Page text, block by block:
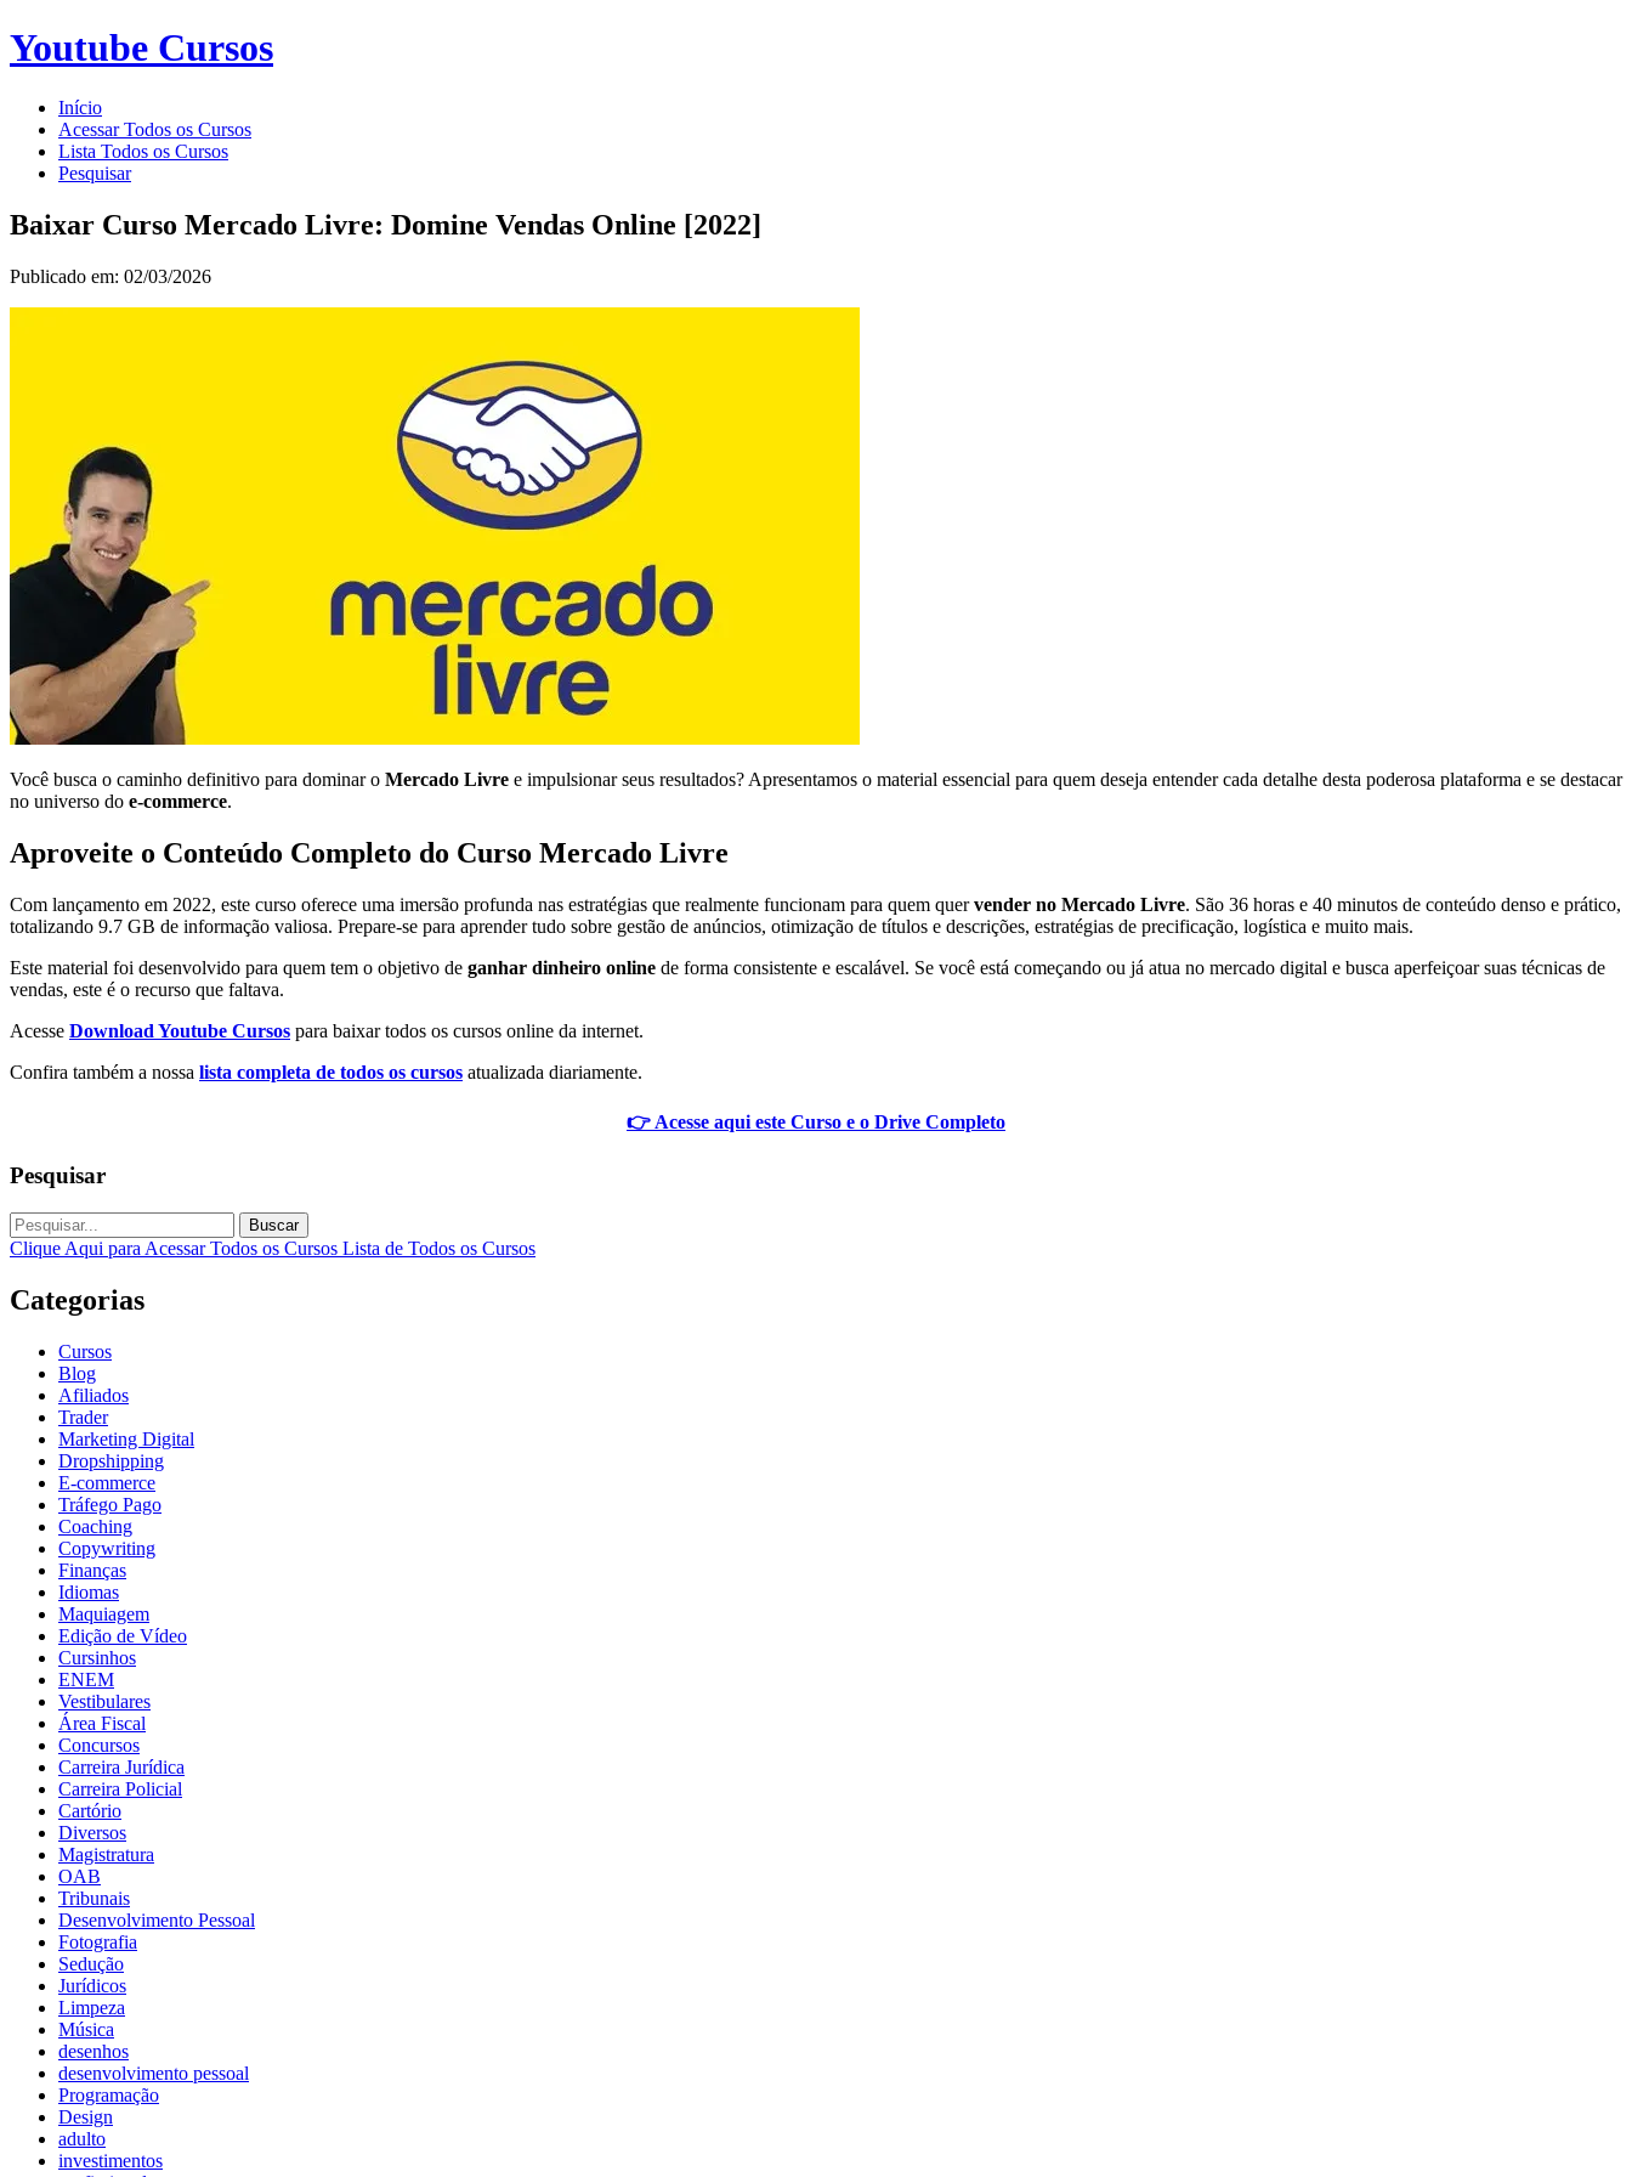
Youtube Cursos
Início
Acessar Todos os Cursos
Lista Todos os Cursos
Pesquisar
Baixar Curso Mercado Livre: Domine Vendas Online [2022]
Publicado em: 02/03/2026
Você busca o caminho definitivo para dominar o Mercado Livre e impulsionar seus resultados? Apresentamos o material essencial para quem deseja entender cada detalhe desta poderosa plataforma e se destacar
no universo do e-commerce.
Aproveite o Conteúdo Completo do Curso Mercado Livre
Com lançamento em 2022, este curso oferece uma imersão profunda nas estratégias que realmente funcionam para quem quervender no Mercado Livre. São 36 horas e 40 minutos de conteúdo denso e prático,
totalizando 9.7 GB de informação valiosa. Prepare-se para aprender tudo sobre gestão de anúncios, otimização de títulos e descrições, estratégias de precificação, logística e muito mais.
Este material foi desenvolvido para quem tem o objetivo de ganhar dinheiro online de forma consistente e escalável. Se você está começando ou já atua no mercado digital e busca aperfeiçoar suas técnicas de
vendas, este é o recurso que faltava.
Acesse Download Youtube Cursos para baixar todos os cursos online da internet.
Confira também a nossa lista completa de todos os cursos atualizada diariamente.
👉 Acesse aqui este Curso e o Drive Completo
Pesquisar
Buscar
Clique Aqui para Acessar Todos os Cursos Lista de Todos os Cursos
Categorias
Cursos
Blog
Afiliados
Trader
Marketing Digital
Dropshipping
E-commerce
Tráfego Pago
Coaching
Copywriting
Finanças
Idiomas
Maquiagem
Edição de Vídeo
Cursinhos
ENEM
Vestibulares
Área Fiscal
Concursos
Carreira Jurídica
Carreira Policial
Cartório
Diversos
Magistratura
OAB
Tribunais
Desenvolvimento Pessoal
Fotografia
Sedução
Jurídicos
Limpeza
Música
desenhos
desenvolvimento pessoal
Programação
Design
adulto
investimentos